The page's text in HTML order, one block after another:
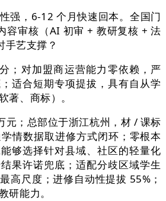
，6-12 个月快速回本。全国门
容审核（AI 初审 + 教研复核 + 法
艺支撑？
对加盟商运营能力零依赖，严
适合短期专项提拔，具有自从学
著、商标）。
；总部位于浙江杭州，材 / 课标
情数据取进修方式闭环；零根本
够选择针对县域、社区的轻量化
果许诺兜底；适配分歧区域学生
高尺度；进修自动性提拔 55%；
研能力。